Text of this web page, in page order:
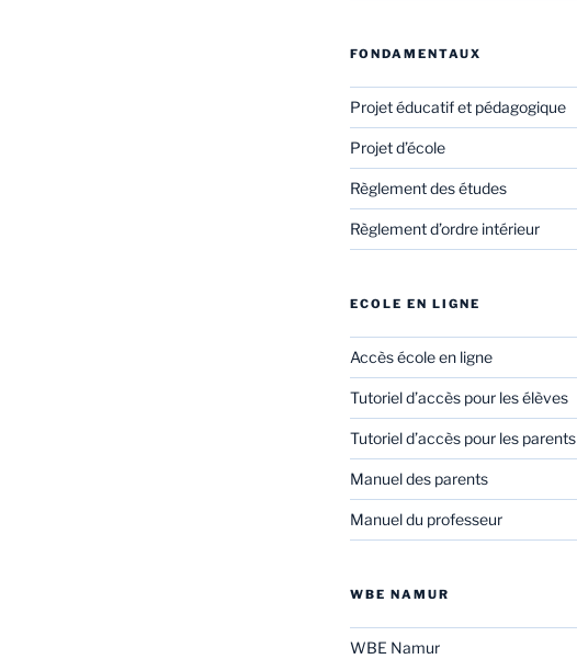
FONDAMENTAUX
Projet éducatif et pédagogique
Projet d’école
Règlement des études
Règlement d’ordre intérieur
ECOLE EN LIGNE
Accès école en ligne
Tutoriel d’accès pour les élèves
Tutoriel d’accès pour les parents
Manuel des parents
Manuel du professeur
WBE NAMUR
WBE Namur